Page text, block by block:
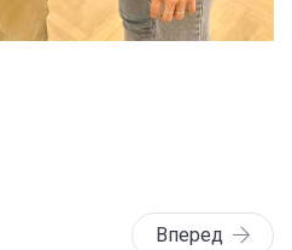
Вперед